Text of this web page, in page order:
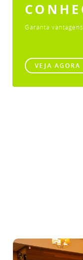
Garanta
VEJA AGORA